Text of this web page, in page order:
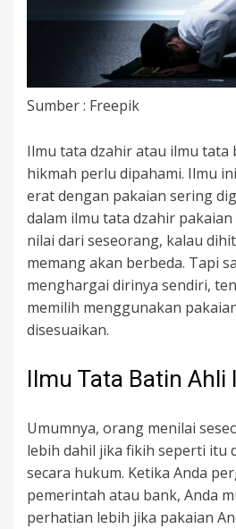
Sumber : Freepik
Ilmu tata dzahir atau ilmu tata
hikmah perlu dipahami. Ilmu
erat dengan pakaian sering
dalam ilmu tata dzahir
nilai dari seseorang, kalau
memang akan berbeda. Tapi
menghargai dirinya sendiri,
memilih menggunakan
disesuaikan.
Ilmu Tata Batin Ahli
Umumnya, orang menilai
lebih dahil jika fikih seperti itu
secara hukum. Ketika Anda
pemerintah atau bank, Anda
perhatian lebih jika pakaian